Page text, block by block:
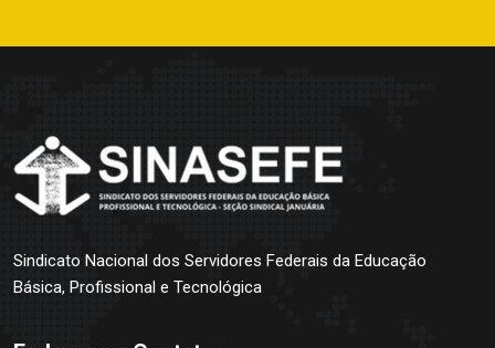
Sindicato Nacional dos Servidores Federais da Educação
Básica, Profissional e Tecnológica